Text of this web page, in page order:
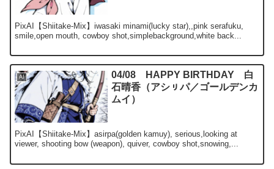
PixAI【Shiitake-Mix】iwasaki minami(lucky star),,pink serafuku,
smile,open mouth, cowboy shot,simplebackground,white back...
AI
04/08 HAPPY BIRTHDAY 白
石晴香（アシㇼパ／ゴールデンカ
ムイ）
PixAI【Shiitake-Mix】asirpa(golden kamuy), serious,looking at
viewer, shooting bow (weapon), quiver, cowboy shot,snowing,...